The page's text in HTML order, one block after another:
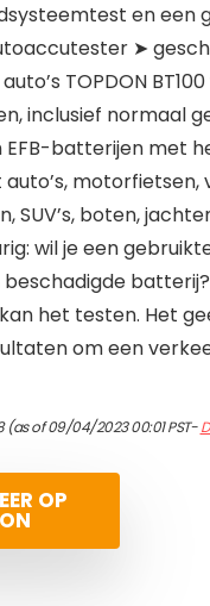
en een
➤
TOPDON
inclusief normaal
EFB-batterijen met
SUV’s, boten,
wil je een
batterij?
het testen. Het
om een
(as of 09/04/2023 00:01 PST-
OP